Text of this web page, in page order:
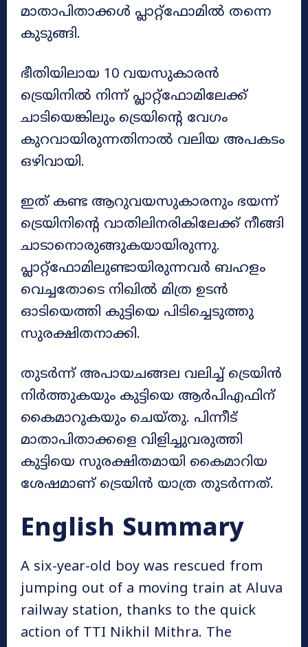
മാതാപിതാക്കൾ പ്ലാറ്റ്‌ഫോമിൽ തന്നെ
കുടുങ്ങി.
ഭീതിയിലായ 10 വയസുകാരൻ
ട്രെയിനിൽ നിന്ന് പ്ലാറ്റ്‌ഫോമിലേക്ക്
ചാടിയെങ്കിലും ട്രെയിന്റെ വേഗം
കുറവായിരുന്നതിനാൽ വലിയ അപകടം
ഒഴിവായി.
ഇത് കണ്ട ആറുവയസുകാരനും ഭയന്ന്
ട്രെയിനിന്റെ വാതിലിനരികിലേക്ക് നീങ്ങി
ചാടാനൊരുങ്ങുകയായിരുന്നു.
പ്ലാറ്റ്‌ഫോമിലുണ്ടായിരുന്നവർ ബഹളം
വെച്ചതോടെ നിഖിൽ മിത്ര ഉടൻ
ഓടിയെത്തി കുട്ടിയെ പിടിച്ചെടുത്തു
സുരക്ഷിതനാക്കി.
തുടർന്ന് അപായചങ്ങല വലിച്ച് ട്രെയിൻ
നിർത്തുകയും കുട്ടിയെ ആർപിഎഫിന്
കൈമാറുകയും ചെയ്തു. പിന്നീട്
മാതാപിതാക്കളെ വിളിച്ചുവരുത്തി
കുട്ടിയെ സുരക്ഷിതമായി കൈമാറിയ
ശേഷമാണ് ട്രെയിൻ യാത്ര തുടർന്നത്.
English Summary
A six-year-old boy was rescued from
jumping out of a moving train at Aluva
railway station, thanks to the quick
action of TTI Nikhil Mithra. The